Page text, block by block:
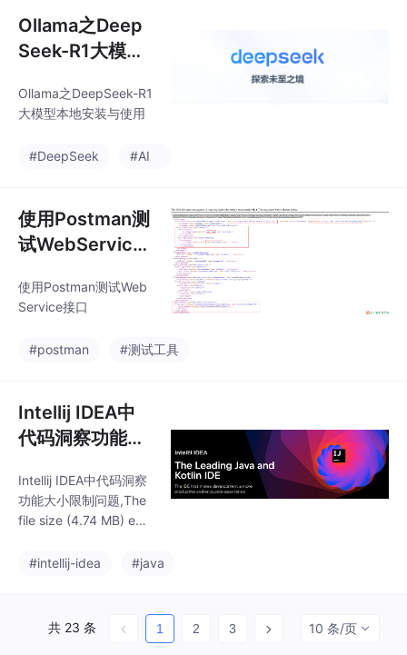
Ollama之Deep
Seek-R1大模型
Ollama之DeepSeek-R1
大模型本地安装与使用
#DeepSeek #AI
使用Postman测
试WebService
使用Postman测试Web
Service接口
#postman #测试工具
Intellij IDEA中
代码洞察功能大
Intellij IDEA中代码洞察
功能大小限制问题,The
file size (4.74 MB) exc
mit (2.56 MB). Code in
#intellij-idea #java
共 23 条 1 2 3 10 条/页